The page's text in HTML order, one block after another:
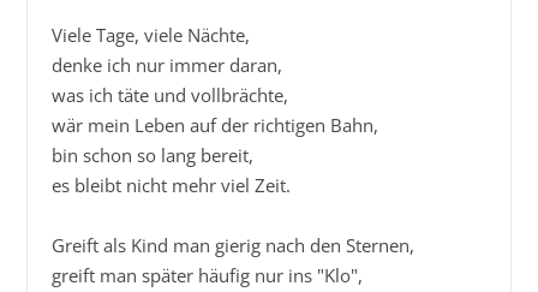
Viele Tage, viele Nächte,
denke ich nur immer daran,
was ich täte und vollbrächte,
wär mein Leben auf der richtigen Bahn,
bin schon so lang bereit,
es bleibt nicht mehr viel Zeit.
Greift als Kind man gierig nach den Sternen,
greift man später häufig nur ins "Klo",